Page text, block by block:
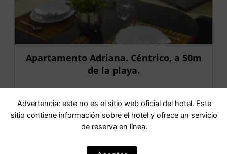
Apartamento Adriana. Céntrico, a 50m
de la playa.
IR AL HOTEL
Advertencia: este no es el sitio web oficial del hotel. Este
sitio contiene información sobre el hotel y ofrece un servicio
de reserva en línea.